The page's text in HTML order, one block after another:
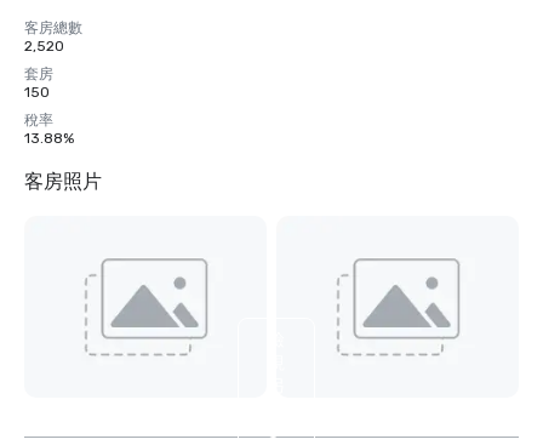
客房總數
2,520
套房
150
稅率
13.88%
客房照片
8